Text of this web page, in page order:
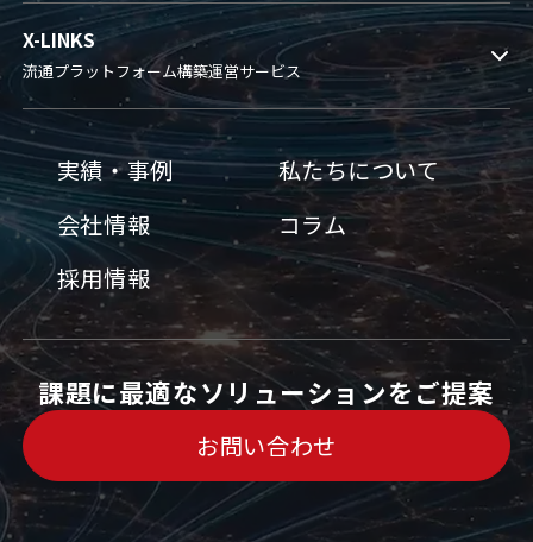
X-LINKS
流通プラットフォーム構築運営サービス
実績・事例
私たちについて
会社情報
コラム
採用情報
課題に最適なソリューションをご提案
お問い合わせ